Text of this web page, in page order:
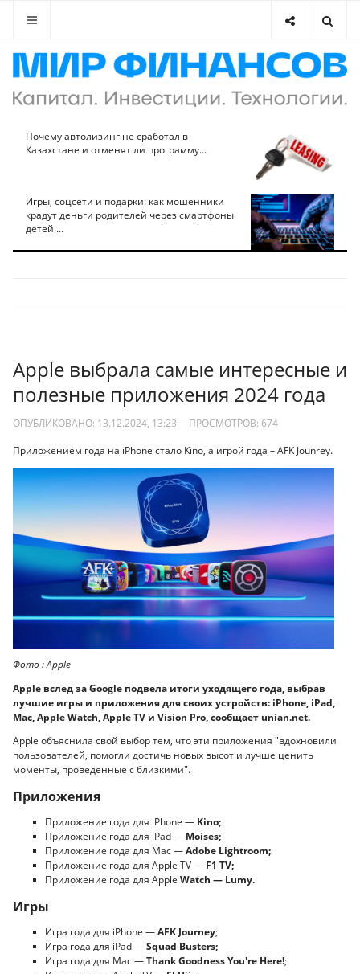
Почему автолизинг не сработал в
Казахстане и отменят ли программу...
Игры, соцсети и подарки: как мошенники
крадут деньги родителей через смартфоны
детей ...
Apple выбрала самые интересные и
полезные приложения 2024 года
ОПУБЛИКОВАНО: 13.12.2024, 13:23 ПРОСМОТРОВ: 674
Приложением года на iPhone стало Kino, а игрой года – AFK Jounrey.
Фото : Apple
Apple вслед за Google подвела итоги уходящего года, выбрав
лучшие игры и приложения для своих устройств: iPhone, iPad,
Mac, Apple Watch, Apple TV и Vision Pro, сообщает unian.net.
Apple объяснила свой выбор тем, что эти приложения "вдохновили
пользователей, помогли достичь новых высот и лучше ценить
моменты, проведенные с близкими".
Приложения
Приложение года для iPhone — Kino;
Приложение года для iPad — Moises;
Приложение года для Mac —Adobe Lightroom;
Приложение года для Apple TV — F1 TV;
Приложение года для Apple Watch — Lumy.
Игры
Игра года для iPhone —AFK Journey;
Игра года для iPad —Squad Busters;
Игра года для Mac —Thank Goodness You're Here!;